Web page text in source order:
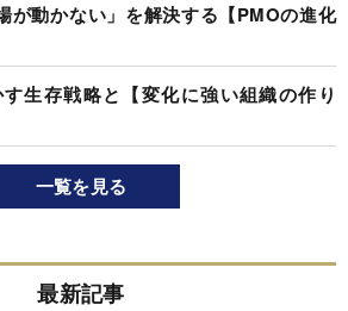
が動かない」を解決する【PMOの進化
生存戦略と【変化に強い組織の作り
一覧を見る
最新記事